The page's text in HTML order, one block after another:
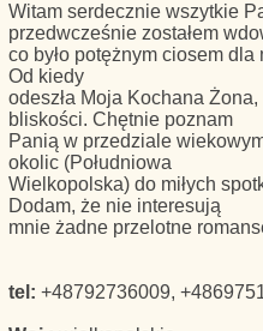
Witam serdecznie wszytkie
przedwcześnie zostałem
co było potężnym ciosem
Od kiedy
odeszła Moja Kochana
bliskości. Chętnie poznam
Panią w przedziale
okolic (Południowa
Wielkopolska) do miłych
Dodam, że nie interesują
mnie żadne przelotne
tel: +48792736009,